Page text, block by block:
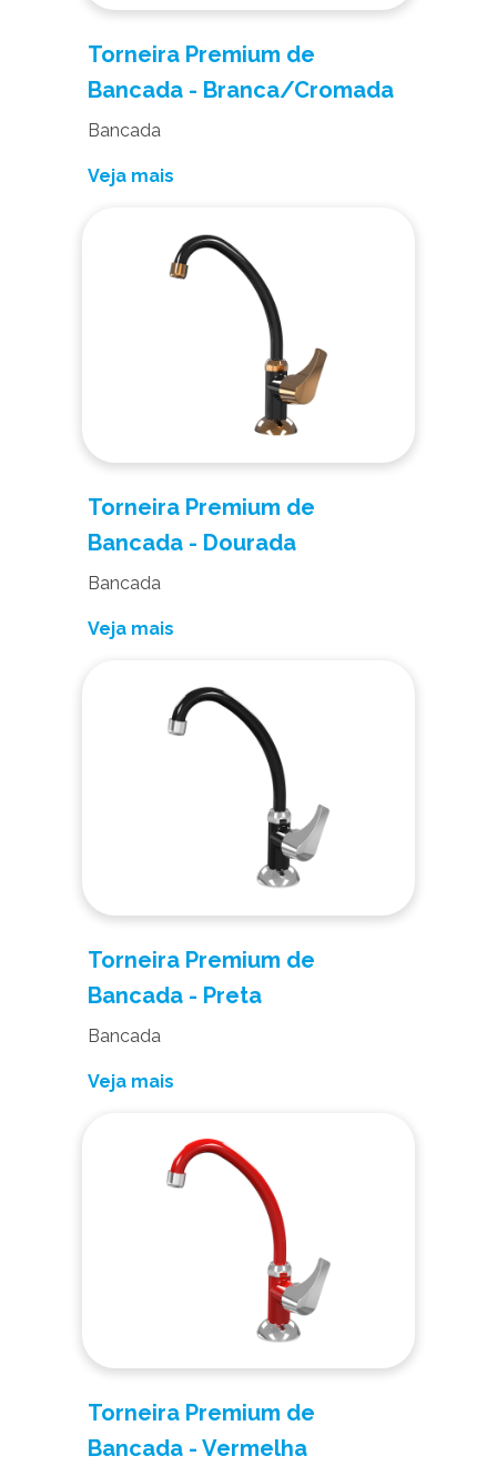
Torneira Premium de
Bancada - Branca/Cromada
Bancada
Veja mais
Torneira Premium de
Bancada - Dourada
Bancada
Veja mais
Torneira Premium de
Bancada - Preta
Bancada
Veja mais
Torneira Premium de
Bancada - Vermelha